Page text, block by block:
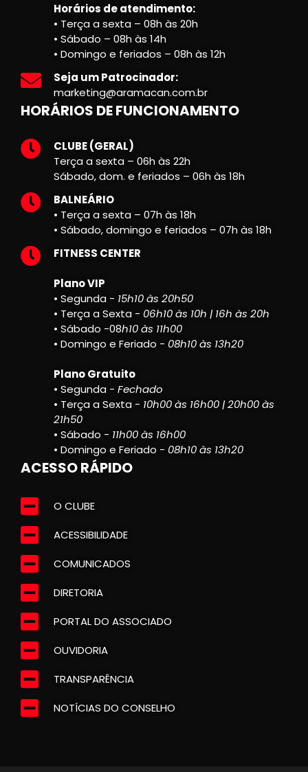
Horários de atendimento:
• Terça a sexta – 08h às 20h
• Sábado – 08h às 14h
• Domingo e feriados – 08h às 12h
Seja um Patrocinador:
marketing@aramacan.com.br
HORÁRIOS DE FUNCIONAMENTO
CLUBE (GERAL)
Terça a sexta – 06h às 22h
Sábado, dom. e feriados – 06h às 18h
BALNEÁRIO
• Terça a sexta – 07h às 18h
• Sábado, domingo e feriados – 07h às 18h
FITNESS CENTER
Plano VIP
• Segunda - 15h10 às 20h50
• Terça a Sexta - 06h10 às 10h | 16h às 20h
• Sábado -08h10 às 11h00
• Domingo e Feriado - 08h10 às 13h20
Plano Gratuito
• Segunda - Fechado
• Terça a Sexta - 10h00 às 16h00 | 20h00 às
21h50
• Sábado - 11h00 às 16h00
• Domingo e Feriado - 08h10 às 13h20
ACESSO RÁPIDO
O CLUBE
ACESSIBILIDADE
COMUNICADOS
DIRETORIA
PORTAL DO ASSOCIADO
OUVIDORIA
TRANSPARÊNCIA
NOTÍCIAS DO CONSELHO